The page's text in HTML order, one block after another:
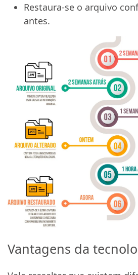
Restaura-se o arquivo
antes.
Vantagens da